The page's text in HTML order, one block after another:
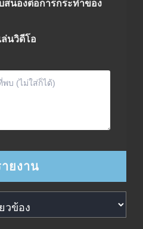
สนองต่อการกระทำของ
นวิดีโอ